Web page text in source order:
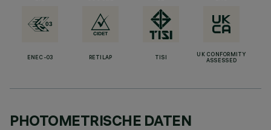
ENEC-03 RETILAP TISI
UK CONFORMITY
ASSESSED
PHOTOMETRISCHE DATEN